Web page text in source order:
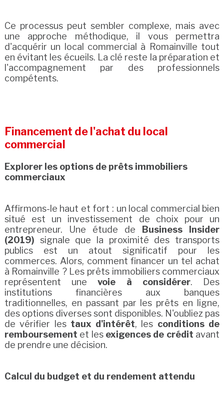
Ce processus peut sembler complexe, mais avec
une approche méthodique, il vous permettra
d'acquérir un local commercial à Romainville tout
en évitant les écueils. La clé reste la préparation et
l'accompagnement par des professionnels
compétents.
Financement de l'achat du local
commercial
Explorer les options de prêts immobiliers
commerciaux
Affirmons-le haut et fort : un local commercial bien
situé est un investissement de choix pour un
entrepreneur. Une étude de
Business Insider
(2019) signale que la proximité des transports
publics est un atout significatif pour les
commerces. Alors, comment financer un tel achat
à Romainville ? Les prêts immobiliers commerciaux
représentent unevoie à considérer. Des
institutions financières aux banques
traditionnelles, en passant par les prêts en ligne,
des options diverses sont disponibles. N'oubliez pas
de vérifier les taux d'intérêt, les conditions de
remboursement et les exigences de crédit avant
de prendre une décision.
Calcul du budget et du rendement attendu